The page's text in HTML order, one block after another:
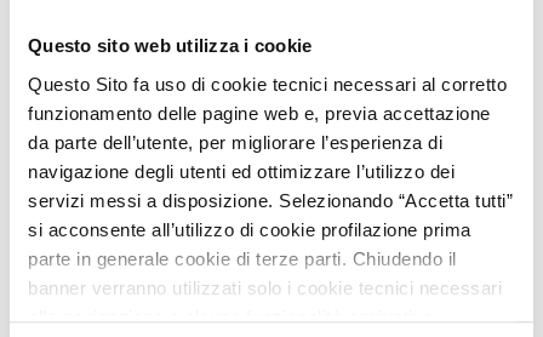
Questo sito web utilizza i cookie
Questo Sito fa uso di cookie tecnici necessari al corretto
funzionamento delle pagine web e, previa accettazione
da parte dell’utente, per migliorare l’esperienza di
navigazione degli utenti ed ottimizzare l’utilizzo dei
servizi messi a disposizione. Selezionando “Accetta tutti”
si acconsente all’utilizzo di cookie profilazione prima
parte in generale cookie di terze parti. Chiudendo il
banner verranno utilizzati solo i cookie tecnici necessari
alla navigazione e alcune funzionalità aggiuntive
applicazioni Automotive: valutazione dei benefici sulla
qualità dell’Aria
VISITA LA COMMUNITY